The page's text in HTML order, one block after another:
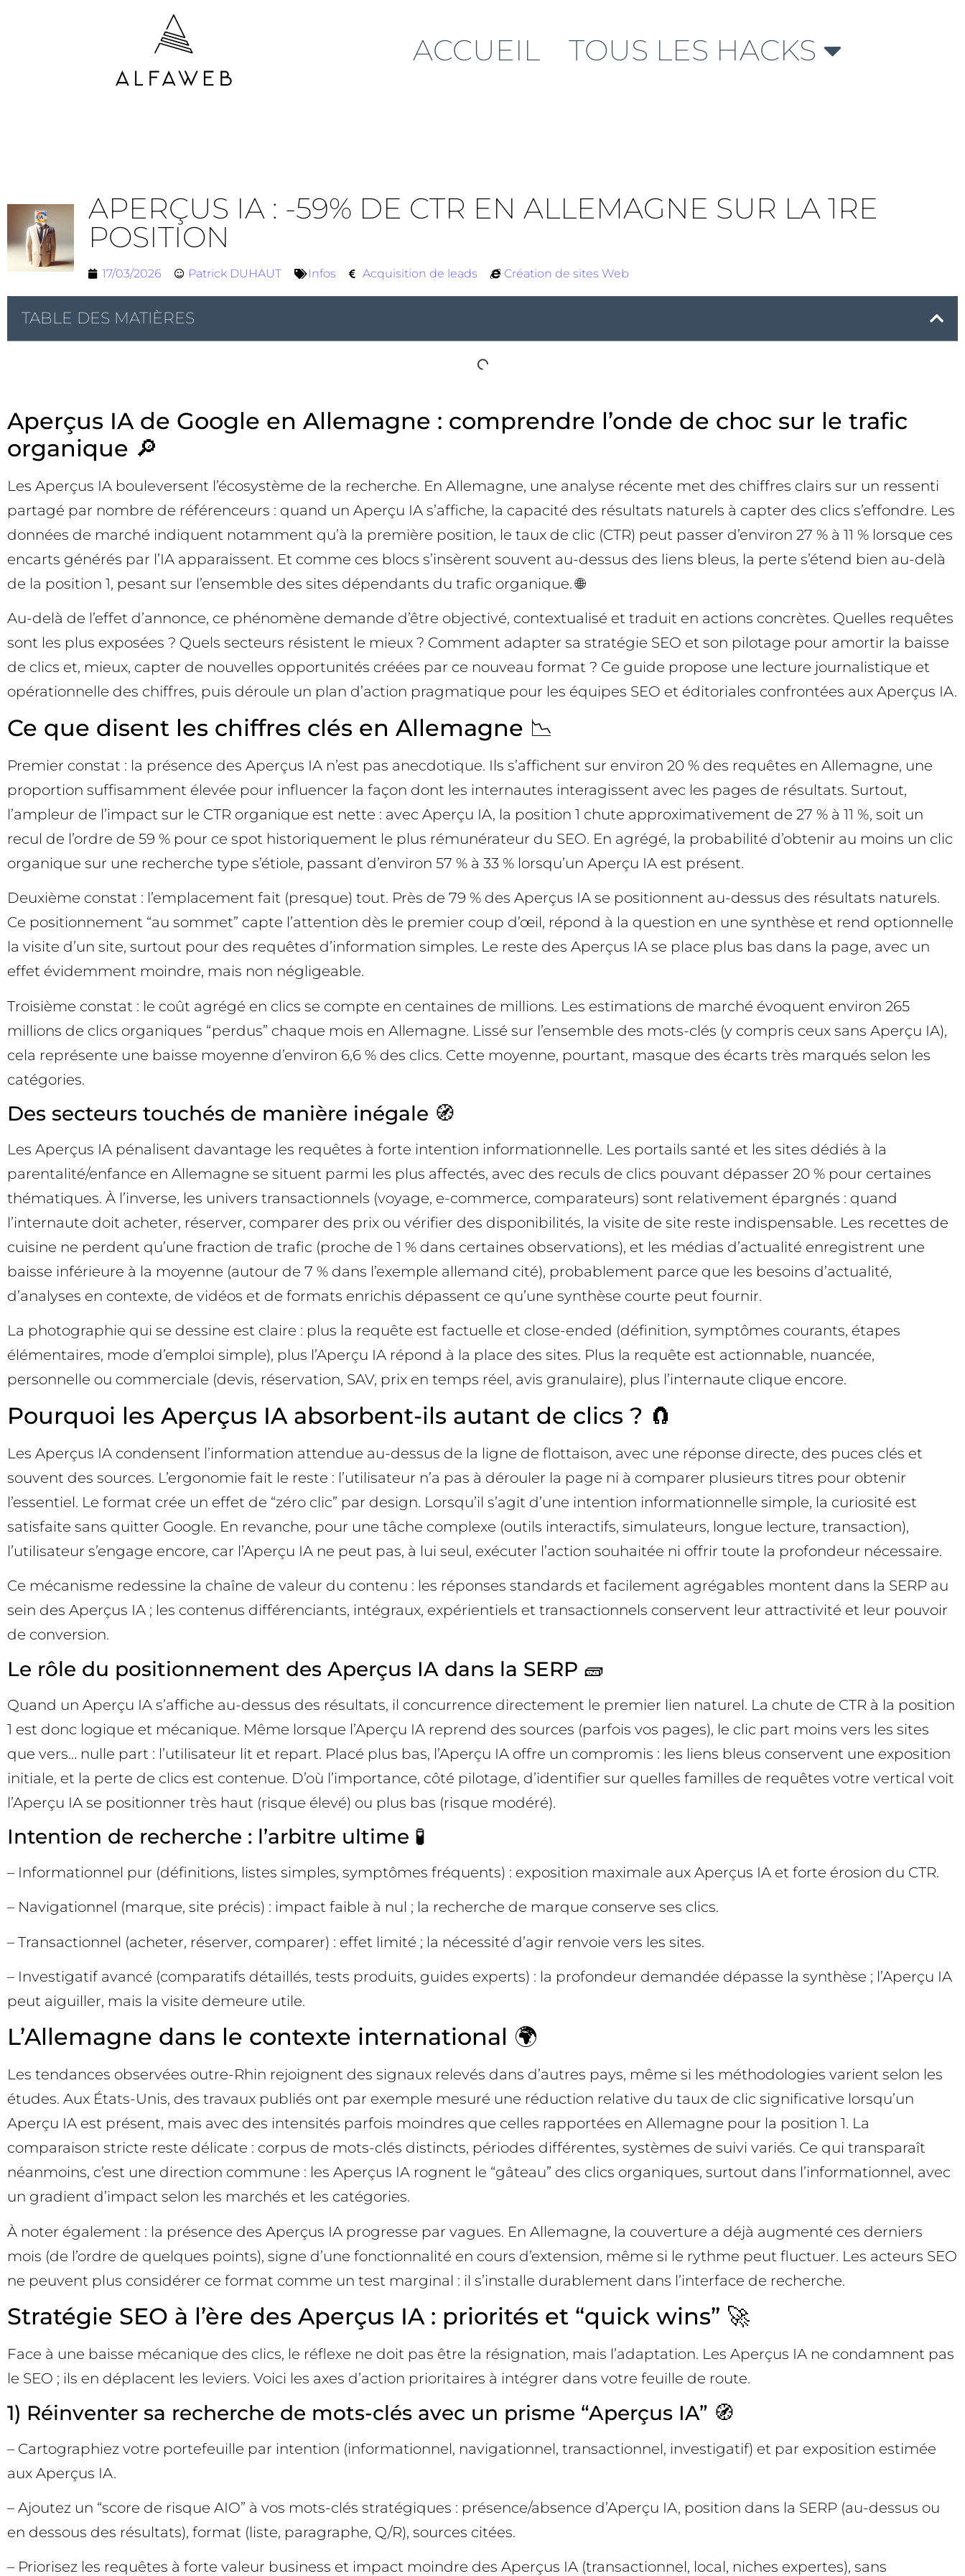
ACCUEIL TOUS LES HACKS
APERÇUS IA : -59% DE CTR EN ALLEMAGNE SUR LA 1RE
POSITION
17/03/2026 Patrick DUHAUT Infos Acquisition de leads Création de sites Web
TABLE DES MATIÈRES
Aperçus IA de Google en Allemagne : comprendre l’onde de choc sur le trafic
organique 🔎
Les Aperçus IA bouleversent l’écosystème de la recherche. En Allemagne, une analyse récente met des chiffres clairs sur un ressenti
partagé par nombre de référenceurs : quand un Aperçu IA s’affiche, la capacité des résultats naturels à capter des clics s’effondre. Les
données de marché indiquent notamment qu’à la première position, le taux de clic (CTR) peut passer d’environ 27 % à 11 % lorsque ces
encarts générés par l’IA apparaissent. Et comme ces blocs s’insèrent souvent au-dessus des liens bleus, la perte s’étend bien au-delà
de la position 1, pesant sur l’ensemble des sites dépendants du trafic organique. 🌐
Au-delà de l’effet d’annonce, ce phénomène demande d’être objectivé, contextualisé et traduit en actions concrètes. Quelles requêtes
sont les plus exposées ? Quels secteurs résistent le mieux ? Comment adapter sa stratégie SEO et son pilotage pour amortir la baisse
de clics et, mieux, capter de nouvelles opportunités créées par ce nouveau format ? Ce guide propose une lecture journalistique et
opérationnelle des chiffres, puis déroule un plan d’action pragmatique pour les équipes SEO et éditoriales confrontées aux Aperçus IA.
Ce que disent les chiffres clés en Allemagne 📉
Premier constat : la présence des Aperçus IA n’est pas anecdotique. Ils s’affichent sur environ 20 % des requêtes en Allemagne, une
proportion suffisamment élevée pour influencer la façon dont les internautes interagissent avec les pages de résultats. Surtout,
l’ampleur de l’impact sur le CTR organique est nette : avec Aperçu IA, la position 1 chute approximativement de 27 % à 11 %, soit un
recul de l’ordre de 59 % pour ce spot historiquement le plus rémunérateur du SEO. En agrégé, la probabilité d’obtenir au moins un clic
organique sur une recherche type s’étiole, passant d’environ 57 % à 33 % lorsqu’un Aperçu IA est présent.
Deuxième constat : l’emplacement fait (presque) tout. Près de 79 % des Aperçus IA se positionnent au-dessus des résultats naturels.
Ce positionnement “au sommet” capte l’attention dès le premier coup d’œil, répond à la question en une synthèse et rend optionnelle
la visite d’un site, surtout pour des requêtes d’information simples. Le reste des Aperçus IA se place plus bas dans la page, avec un
effet évidemment moindre, mais non négligeable.
Troisième constat : le coût agrégé en clics se compte en centaines de millions. Les estimations de marché évoquent environ 265
millions de clics organiques “perdus” chaque mois en Allemagne. Lissé sur l’ensemble des mots-clés (y compris ceux sans Aperçu IA),
cela représente une baisse moyenne d’environ 6,6 % des clics. Cette moyenne, pourtant, masque des écarts très marqués selon les
catégories.
Des secteurs touchés de manière inégale 🧭
Les Aperçus IA pénalisent davantage les requêtes à forte intention informationnelle. Les portails santé et les sites dédiés à la
parentalité/enfance en Allemagne se situent parmi les plus affectés, avec des reculs de clics pouvant dépasser 20 % pour certaines
thématiques. À l’inverse, les univers transactionnels (voyage, e-commerce, comparateurs) sont relativement épargnés : quand
l’internaute doit acheter, réserver, comparer des prix ou vérifier des disponibilités, la visite de site reste indispensable. Les recettes de
cuisine ne perdent qu’une fraction de trafic (proche de 1 % dans certaines observations), et les médias d’actualité enregistrent une
baisse inférieure à la moyenne (autour de 7 % dans l’exemple allemand cité), probablement parce que les besoins d’actualité,
d’analyses en contexte, de vidéos et de formats enrichis dépassent ce qu’une synthèse courte peut fournir.
La photographie qui se dessine est claire : plus la requête est factuelle et close-ended (définition, symptômes courants, étapes
élémentaires, mode d’emploi simple), plus l’Aperçu IA répond à la place des sites. Plus la requête est actionnable, nuancée,
personnelle ou commerciale (devis, réservation, SAV, prix en temps réel, avis granulaire), plus l’internaute clique encore.
Pourquoi les Aperçus IA absorbent-ils autant de clics ? 🧲
Les Aperçus IA condensent l’information attendue au-dessus de la ligne de flottaison, avec une réponse directe, des puces clés et
souvent des sources. L’ergonomie fait le reste : l’utilisateur n’a pas à dérouler la page ni à comparer plusieurs titres pour obtenir
l’essentiel. Le format crée un effet de “zéro clic” par design. Lorsqu’il s’agit d’une intention informationnelle simple, la curiosité est
satisfaite sans quitter Google. En revanche, pour une tâche complexe (outils interactifs, simulateurs, longue lecture, transaction),
l’utilisateur s’engage encore, car l’Aperçu IA ne peut pas, à lui seul, exécuter l’action souhaitée ni offrir toute la profondeur nécessaire.
Ce mécanisme redessine la chaîne de valeur du contenu : les réponses standards et facilement agrégables montent dans la SERP au
sein des Aperçus IA ; les contenus différenciants, intégraux, expérientiels et transactionnels conservent leur attractivité et leur pouvoir
de conversion.
Le rôle du positionnement des Aperçus IA dans la SERP 🧱
Quand un Aperçu IA s’affiche au-dessus des résultats, il concurrence directement le premier lien naturel. La chute de CTR à la position
1 est donc logique et mécanique. Même lorsque l’Aperçu IA reprend des sources (parfois vos pages), le clic part moins vers les sites
que vers… nulle part : l’utilisateur lit et repart. Placé plus bas, l’Aperçu IA offre un compromis : les liens bleus conservent une exposition
initiale, et la perte de clics est contenue. D’où l’importance, côté pilotage, d’identifier sur quelles familles de requêtes votre vertical voit
l’Aperçu IA se positionner très haut (risque élevé) ou plus bas (risque modéré).
Intention de recherche : l’arbitre ultime 🧪
– Informationnel pur (définitions, listes simples, symptômes fréquents) : exposition maximale aux Aperçus IA et forte érosion du CTR.
– Navigationnel (marque, site précis) : impact faible à nul ; la recherche de marque conserve ses clics.
– Transactionnel (acheter, réserver, comparer) : effet limité ; la nécessité d’agir renvoie vers les sites.
– Investigatif avancé (comparatifs détaillés, tests produits, guides experts) : la profondeur demandée dépasse la synthèse ; l’Aperçu IA
peut aiguiller, mais la visite demeure utile.
L’Allemagne dans le contexte international 🌍
Les tendances observées outre-Rhin rejoignent des signaux relevés dans d’autres pays, même si les méthodologies varient selon les
études. Aux États-Unis, des travaux publiés ont par exemple mesuré une réduction relative du taux de clic significative lorsqu’un
Aperçu IA est présent, mais avec des intensités parfois moindres que celles rapportées en Allemagne pour la position 1. La
comparaison stricte reste délicate : corpus de mots-clés distincts, périodes différentes, systèmes de suivi variés. Ce qui transparaît
néanmoins, c’est une direction commune : les Aperçus IA rognent le “gâteau” des clics organiques, surtout dans l’informationnel, avec
un gradient d’impact selon les marchés et les catégories.
À noter également : la présence des Aperçus IA progresse par vagues. En Allemagne, la couverture a déjà augmenté ces derniers
mois (de l’ordre de quelques points), signe d’une fonctionnalité en cours d’extension, même si le rythme peut fluctuer. Les acteurs SEO
ne peuvent plus considérer ce format comme un test marginal : il s’installe durablement dans l’interface de recherche.
Stratégie SEO à l’ère des Aperçus IA : priorités et “quick wins” 🚀
Face à une baisse mécanique des clics, le réflexe ne doit pas être la résignation, mais l’adaptation. Les Aperçus IA ne condamnent pas
le SEO ; ils en déplacent les leviers. Voici les axes d’action prioritaires à intégrer dans votre feuille de route.
1) Réinventer sa recherche de mots-clés avec un prisme “Aperçus IA” 🧭
– Cartographiez votre portefeuille par intention (informationnel, navigationnel, transactionnel, investigatif) et par exposition estimée
aux Aperçus IA.
– Ajoutez un “score de risque AIO” à vos mots-clés stratégiques : présence/absence d’Aperçu IA, position dans la SERP (au-dessus ou
en dessous des résultats), format (liste, paragraphe, Q/R), sources citées.
– Priorisez les requêtes à forte valeur business et impact moindre des Aperçus IA (transactionnel, local, niches expertes), sans